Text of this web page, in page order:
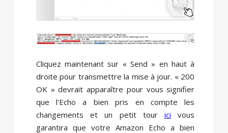
Cliquez maintenant sur « Send » en haut à
droite pour transmettre la mise à jour. « 200
OK » devrait apparaître pour vous signifier
que l’Echo a bien pris en compte les
changements et un petit tour ici vous
garantira que votre Amazon Echo a bien